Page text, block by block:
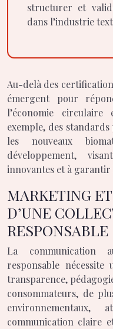
structurer et
dans l’industrie
Au-delà des
émergent pour
l’économie
exemple, des
les nouveaux
développement,
innovantes et à
MARKETING
D’UNE
RESPONSABLE
La communication
responsable
transparence,
consommateurs, de
communication claire